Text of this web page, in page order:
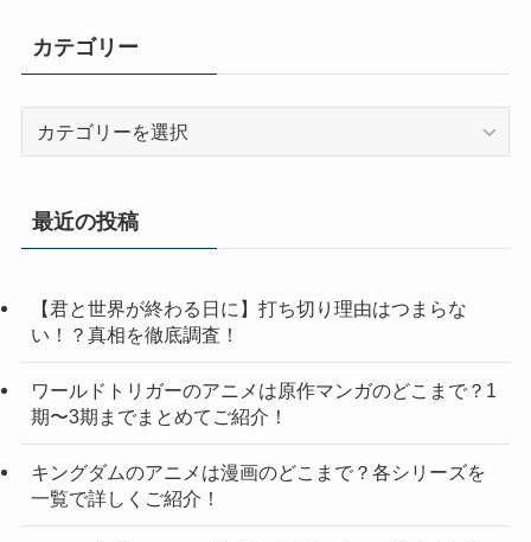
カテゴリー
リ
最近の投稿
【君と世界が終わる日に】打ち切り理由はつまらな
い！？真相を徹底調査！
ワールドトリガーのアニメは原作マンガのどこまで？1
期〜3期までまとめてご紹介！
キングダムのアニメは漫画のどこまで？各シリーズを
一覧で詳しくご紹介！